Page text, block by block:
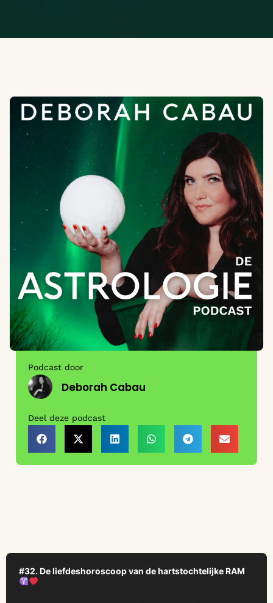
Podcast door
Deborah Cabau
Deel deze podcast
Audio
Player
#32. De liefdeshoroscoop van de hartstochtelijke RAM